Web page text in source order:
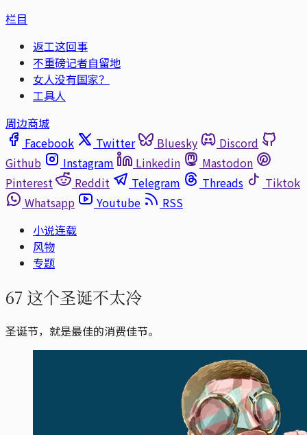
栏目
返工这回事
不重磅记者自留地
女人没有国家？
工具人
周边商城
Facebook
Twitter Bluesky
Discord
Github
Instagram Linkedin
Mastodon
Pinterest
Reddit Telegram Threads
Tiktok
Whatsapp
Youtube
RSS
小说连载
风物
专题
67 这个圣诞不太冷
圣诞节，就是最佳的消费佳节。